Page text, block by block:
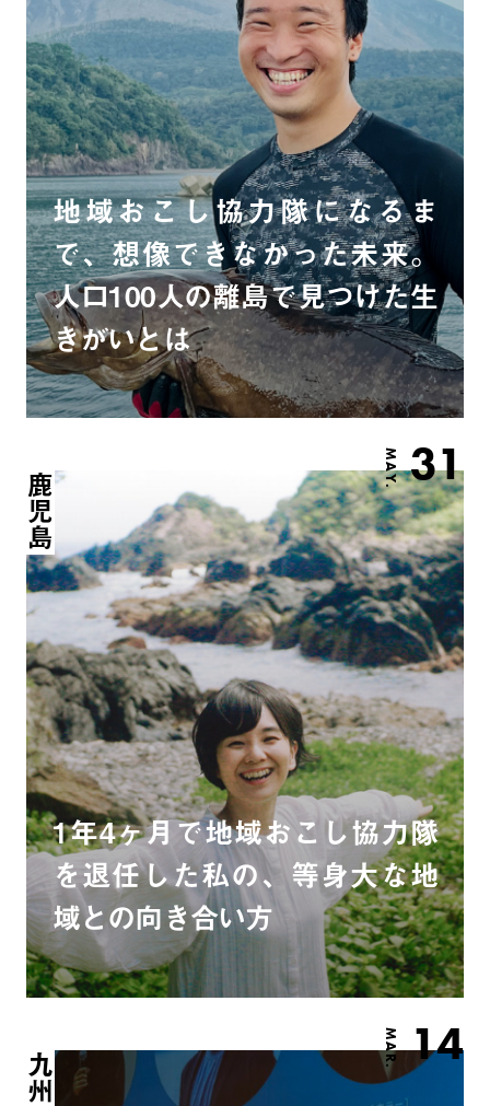
地域おこし協力隊になるま
で、想像できなかった未来。
人口100人の離島で見つけた生
きがいとは
MAY. 31
鹿児島
1年4ヶ月で地域おこし協力隊
を退任した私の、等身大な地
域との向き合い方
MAR. 14
九州